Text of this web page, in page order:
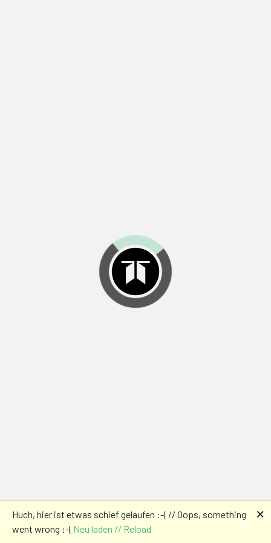
Huch, hier ist etwas schief gelaufen :-( // Oops, something
went wrong :-( Neu laden // Reload
🗙